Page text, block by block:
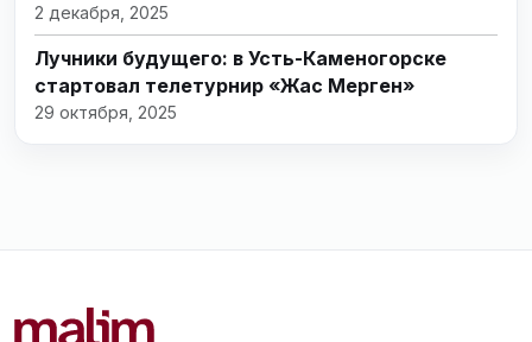
2 декабря, 2025
Лучники будущего: в Усть-Каменогорске
стартовал телетурнир «Жас Мерген»
29 октября, 2025